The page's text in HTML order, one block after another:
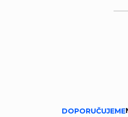
produktů
DOPORUČUJEME